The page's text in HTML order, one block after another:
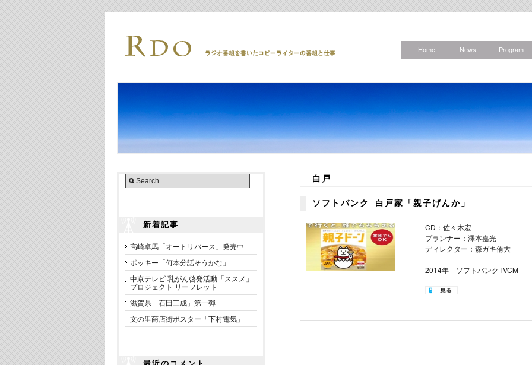
Home News Program
新着記事
高崎卓馬「オートリバース」発売中
ポッキー「何本分話そうかな」
中京テレビ 乳がん啓発活動「ススメ」
プロジェクト リーフレット
滋賀県「石田三成」第一弾
文の里商店街ポスター「下村電気」
白戸
ソフトバンク 白戸家「親子げんか」
CD：佐々木宏
プランナー：澤本嘉光
ディレクター：森ガキ侑大
2014年 ソフトバンクTVCM